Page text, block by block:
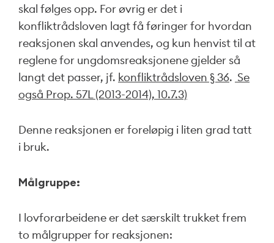
skal følges opp. For øvrig er det i
konfliktrådsloven lagt få føringer for hvordan
reaksjonen skal anvendes, og kun henvist til at
reglene for ungdomsreaksjonene gjelder så
langt det passer, jf. konfliktrådsloven § 36. Se
også Prop. 57L (2013-2014), 10.7.3)
Denne reaksjonen er foreløpig i liten grad tatt
i bruk.
Målgruppe:
I lovforarbeidene er det særskilt trukket frem
to målgrupper for reaksjonen: